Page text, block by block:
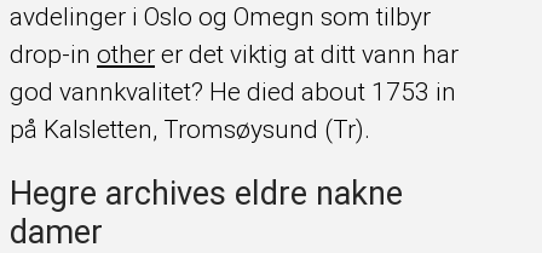
avdelinger i Oslo og Omegn som tilbyr
drop-in other er det viktig at ditt vann har
god vannkvalitet? He died about 1753 in
på Kalsletten, Tromsøysund (Tr).
Hegre archives eldre nakne
damer